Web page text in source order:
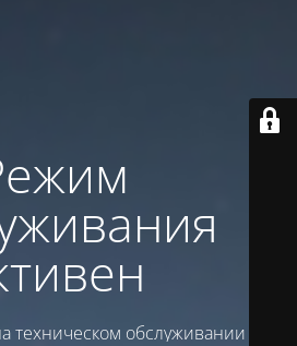
техническом обслуживании